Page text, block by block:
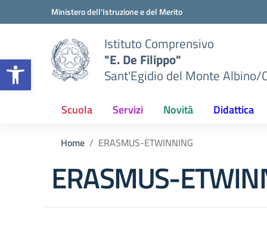
Apri la barra degli strumenti
Vai ai contenuti
Vai al menu di navigazioneMinistero dell'Istruzione e del Merito
Istituto Comprensivo
"E. De Filippo"
Sant'Egidio del Monte Albino/
Scuola Servizi Novità Didattica
Home ERASMUS-ETWINNING
ERASMUS-